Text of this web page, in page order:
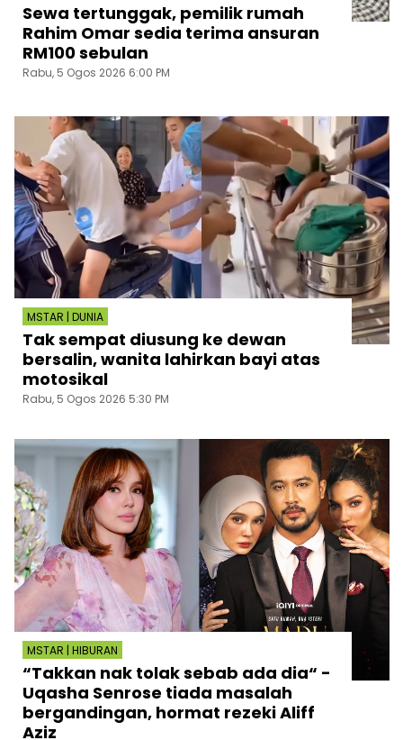
Sewa tertunggak, pemilik rumah
Rahim Omar sedia terima ansuran
RM100 sebulan
Rabu, 5 Ogos 2026 6:00 PM
MSTAR | DUNIA
Tak sempat diusung ke dewan
bersalin, wanita lahirkan bayi atas
motosikal
Rabu, 5 Ogos 2026 5:30 PM
MSTAR | HIBURAN
“Takkan nak tolak sebab ada dia“ -
Uqasha Senrose tiada masalah
bergandingan, hormat rezeki Aliff
Aziz